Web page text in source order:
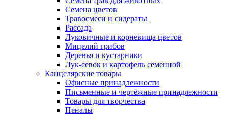
Семена цветов
Травосмеси и сидераты
Рассада
Луковичные и корневища цветов
Мицелий грибов
Деревья и кустарники
Лук-севок и картофель семенной
Канцелярские товары
Офисные принадлежности
Письменные и чертёжные принадлежности
Товары для творчества
Пеналы